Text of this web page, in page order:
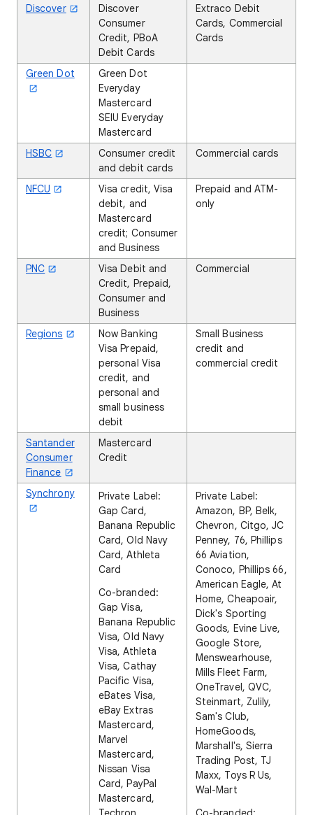
Discover
Discover
Consumer
Credit, PBoA
Debit Cards
Extraco Debit
Cards, Commercial
Cards
Green Dot
Green Dot
Everyday
Mastercard
SEIU Everyday
Mastercard
HSBC
Consumer credit
and debit cards
Commercial cards
NFCU
Visa credit, Visa
debit, and
Mastercard
credit; Consumer
and Business
Prepaid and ATM-
only
PNC
Visa Debit and
Credit, Prepaid,
Consumer and
Business
Commercial
Regions
Now Banking
Visa Prepaid,
personal Visa
credit, and
personal and
small business
debit
Small Business
credit and
commercial credit
Santander
Consumer
Finance
Mastercard
Credit
Synchrony
Private Label:
Gap Card,
Banana Republic
Card, Old Navy
Card, Athleta
Card
Co-branded:
Gap Visa,
Banana Republic
Visa, Old Navy
Visa, Athleta
Visa, Cathay
Pacific Visa,
eBates Visa,
eBay Extras
Mastercard,
Marvel
Mastercard,
Nissan Visa
Card, PayPal
Mastercard,
Private Label:
Amazon, BP, Belk,
Chevron, Citgo, JC
Penney, 76, Phillips
66 Aviation,
Conoco, Phillips 66,
American Eagle, At
Home, Cheapoair,
Dick's Sporting
Goods, Evine Live,
Google Store,
Menswearhouse,
Mills Fleet Farm,
OneTravel, QVC,
Steinmart, Zulily,
Sam's Club,
HomeGoods,
Marshall's, Sierra
Trading Post, TJ
Maxx, Toys R Us,
Wal-Mart